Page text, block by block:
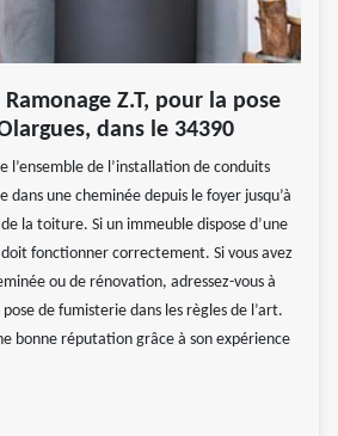
Z.T, pour la pose
dans le 34390
l’ensemble de l’installation de conduits
dans une cheminée depuis le foyer jusqu’à
la toiture. Si un immeuble dispose d’une
fonctionner correctement. Si vous avez
ou de rénovation, adressez-vous à
de fumisterie dans les règles de l’art.
bonne réputation grâce à son expérience